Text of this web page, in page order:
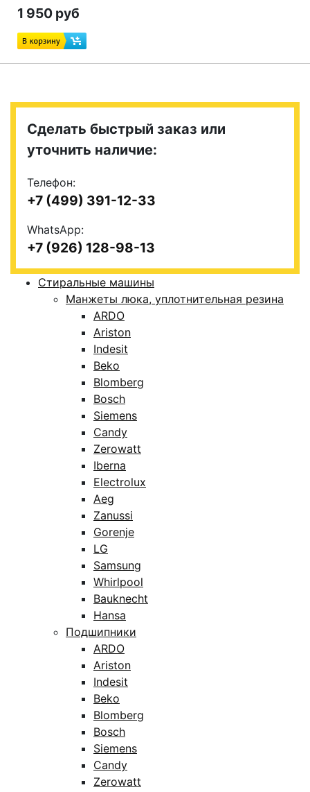
1 950 руб
Сделать быстрый заказ или
уточнить наличие:
Телефон:
+7 (499) 391-12-33
WhatsApp:
+7 (926) 128-98-13
Стиральные машины
Манжеты люка, уплотнительная резина
ARDO
Ariston
Indesit
Beko
Blomberg
Bosch
Siemens
Candy
Zerowatt
Iberna
Electrolux
Aeg
Zanussi
Gorenje
LG
Samsung
Whirlpool
Bauknecht
Hansa
Подшипники
ARDO
Ariston
Indesit
Beko
Blomberg
Bosch
Siemens
Candy
Zerowatt